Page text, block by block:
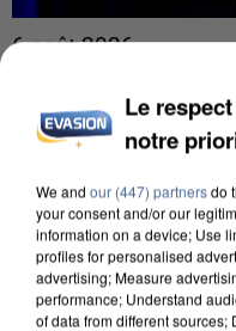
6 août 2026
Gabriel Attal et
ingérences...
Sollicité, Sébastien
Le
notre
We and our (447) partnersdo
your consent and/or our
information on a device; Use
profiles for personalised
advertising; Measure
performance; Understand
of data from different